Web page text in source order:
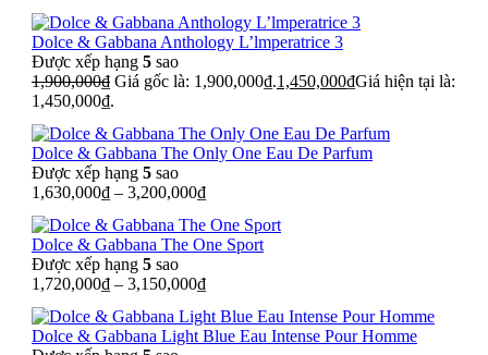
Dolce & Gabbana Anthology L’lmperatrice 3
Được xếp hạng 5 sao
1,900,000₫ Giá gốc là: 1,900,000₫.1,450,000₫Giá hiện tại là:
1,450,000₫.
Dolce & Gabbana The Only One Eau De Parfum
Được xếp hạng 5 sao
1,630,000₫ – 3,200,000₫
Dolce & Gabbana The One Sport
Được xếp hạng 5 sao
1,720,000₫ – 3,150,000₫
Dolce & Gabbana Light Blue Eau Intense Pour Homme